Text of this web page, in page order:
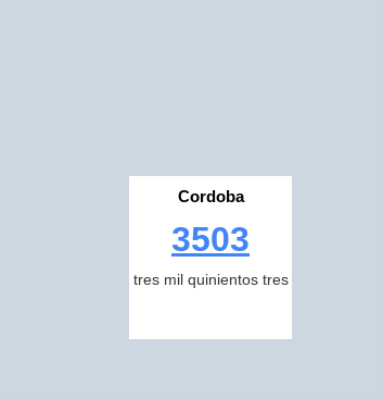
Cordoba
3503
tres mil quinientos tres